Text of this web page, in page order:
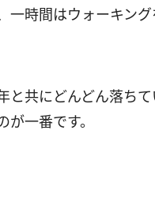
一時間はウォーキン
と共にどんどん落ち
一番です。